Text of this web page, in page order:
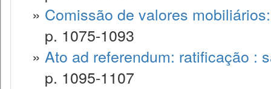
» Comissão de valores
p. 1075-1093
» Ato ad referendum: ratificação :
p. 1095-1107